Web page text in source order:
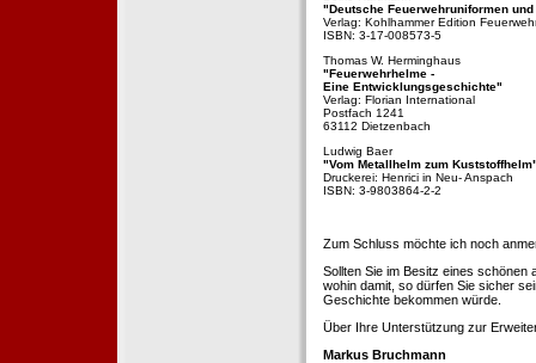
"Deutsche Feuerwehruniformen
Verlag: Kohlhammer Edition
ISBN: 3-17-008573-5
Thomas W. Herminghaus
"Feuerwehrhelme -
Eine Entwicklungsgeschichte"
Verlag: Florian International
Postfach 1241
63112 Dietzenbach
Ludwig Baer
"Vom Metallhelm zum
Druckerei: Henrici in Neu- Anspach
ISBN: 3-9803864-2-2
Zum Schluss möchte ich noch
Sollten Sie im Besitz eines schönen
wohin damit, so dürfen Sie sicher
Geschichte bekommen würde.
Über Ihre Unterstützung zur
Markus Bruchmann